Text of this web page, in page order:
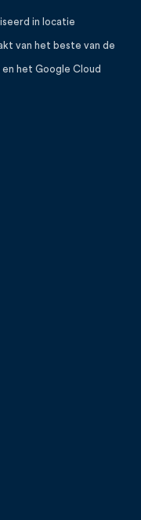
in locatie
van het beste van de
het Google Cloud